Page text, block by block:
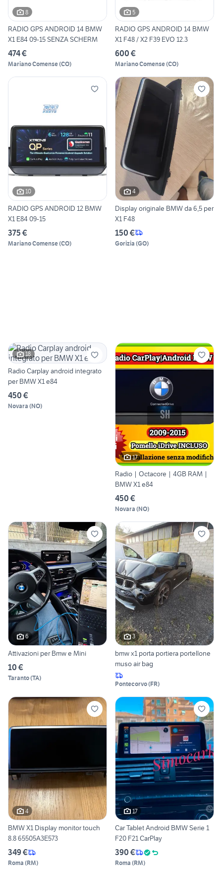
8
RADIO GPS ANDROID 14 BMW
X1 E84 09-15 SENZA SCHERM
474 €
Mariano Comense(CO)
5
RADIO GPS ANDROID 14 BMW
X1 F48 / X2 F39 EVO 12.3
600 €
Mariano Comense(CO)
10
RADIO GPS ANDROID 12 BMW
X1 E84 09-15
375 €
Mariano Comense(CO)
4
Display originale BMW da 6,5 per
X1 F48
150 €
Gorizia (GO)
18
Radio Carplay android integrato
per BMW X1 e84
450 €
Novara (NO)
17
Radio | Octacore | 4GB RAM |
BMW X1 e84
450 €
Novara (NO)
6
Attivazioni per Bmw e Mini
10 €
Taranto(TA)
3
bmw x1 porta portiera portellone
muso air bag
Pontecorvo(FR)
4
BMW X1 Display monitor touch
8.8 65505A3E573
349 €
Roma (RM)
17
Car Tablet Android BMW Serie 1
F20 F21 CarPlay
390 €
Roma (RM)